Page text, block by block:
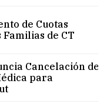
de Cuotas
de CT
Cancelación de
para